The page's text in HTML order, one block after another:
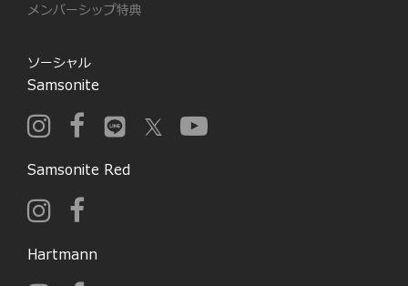
メンバーシップ特典
ソーシャル
Samsonite
Samsonite Red
Hartmann